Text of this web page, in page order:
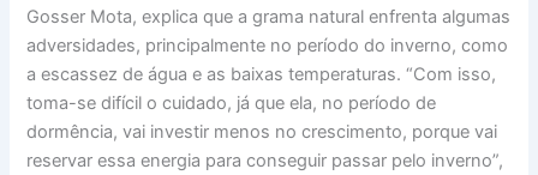
Gosser Mota, explica que a grama natural enfrenta algumas
adversidades, principalmente no período do inverno, como
a escassez de água e as baixas temperaturas. “Com isso,
toma-se difícil o cuidado, já que ela, no período de
dormência, vai investir menos no crescimento, porque vai
reservar essa energia para conseguir passar pelo inverno”,